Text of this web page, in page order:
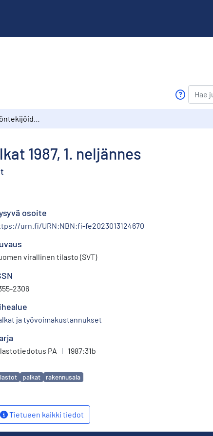
1987, 1. neljännes
osoite
urn.fi/URN:NBN:fi-fe2023013124670
virallinen tilasto (SVT)
2306
ja työvoimakustannukset
PA | 1987:31b
palkat rakennusala
Tietueen kaikki tiedot